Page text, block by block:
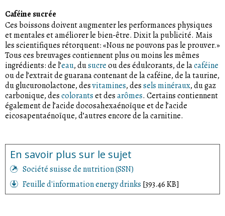
Caféine sucrée
Ces boissons doivent augmenter les performances physiques
et mentales et améliorer le bien-être. Dixit la publicité. Mais
les scientifiques rétorquent: «Nous ne pouvons pas le prouver.»
Tous ces breuvages contiennent plus ou moins les mêmes
ingrédients: de l’eau, dusucreou des édulcorants, de lacaféine
ou de l’extrait de guarana contenant de la caféine, de la taurine,
du glucuronolactone, desvitamines, dessels minéraux, du gaz
carbonique, descolorantset desarômes. Certains contiennent
également de l’acide docosahexaénoïque et de l’acide
eicosapentaénoïque, d’autres encore de la carnitine.
En savoir plus sur le sujet
Société suisse de nutrition (SSN)
Feuille d'information energy drinks [393.46 KB]